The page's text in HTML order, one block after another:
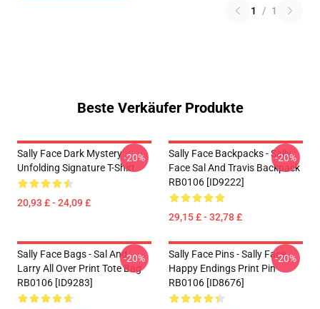
1 / 1
Beste Verkäufer Produkte
Sally Face Dark Mystery
Unfolding Signature T-Shirt
20,93 £ - 24,09 £
-20%
Sally Face Backpacks - Sally
Face Sal And Travis Backpack
RB0106 [ID9222]
29,15 £ - 32,78 £
-20%
Sally Face Bags - Sal And
Larry All Over Print Tote Bag
RB0106 [ID9283]
-20%
Sally Face Pins - Sally Face
Happy Endings Print Pin
RB0106 [ID8676]
-20%